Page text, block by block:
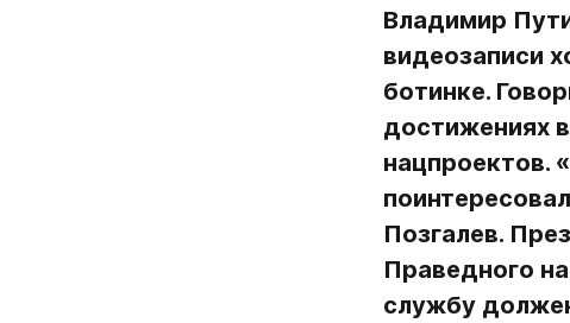
Владимир
видеозаписи
ботинке.
достижениях
нацпроектов.
Позгалев.
Праведного
службу